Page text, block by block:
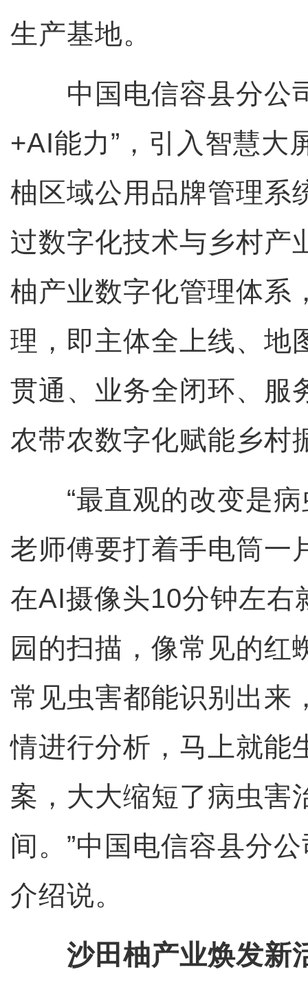
生产基地。
中国电信容县分公
+AI能力”，引入智慧大
柚区域公用品牌管理系
过数字化技术与乡村产
柚产业数字化管理体系
理，即主体全上线、地
贯通、业务全闭环、服
农带农数字化赋能乡村
“最直观的改变是病
老师傅要打着手电筒一
在AI摄像头10分钟左右
园的扫描，像常见的红
常见虫害都能识别出来
情进行分析，马上就能
案，大大缩短了病虫害
间。”中国电信容县分
介绍说。
沙田柚产业焕发新